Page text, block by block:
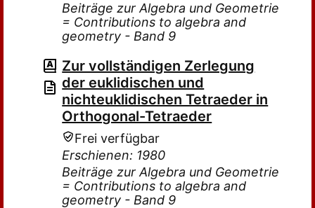
Beiträge zur Algebra und Geometrie
= Contributions to algebra and
geometry - Band 9
Zur vollständigen Zerlegung
der euklidischen und
nichteuklidischen Tetraeder in
Orthogonal-Tetraeder
Frei verfügbar
Erschienen: 1980
Beiträge zur Algebra und Geometrie
= Contributions to algebra and
geometry - Band 9